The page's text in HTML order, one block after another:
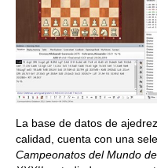
La base de datos de
calidad, cuenta con una
Campeonatos del Mundo